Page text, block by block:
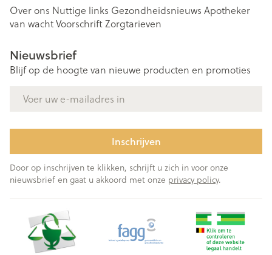
Over ons Nuttige links Gezondheidsnieuws Apotheker
van wachtVoorschriftZorgtarieven
Nieuwsbrief
Blijf op de hoogte van nieuwe producten en promoties
Inschrijven
Door op inschrijven te klikken, schrijft u zich in voor onze
nieuwsbrief en gaat u akkoord met onze privacy policy.